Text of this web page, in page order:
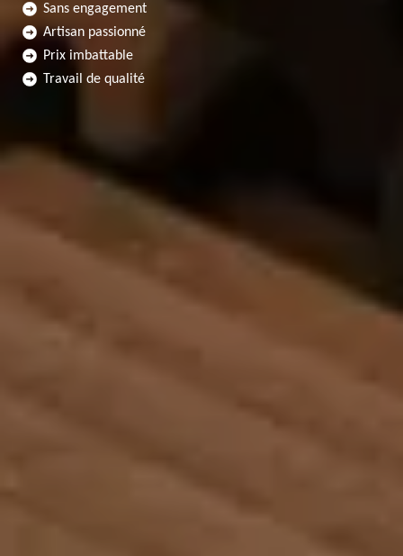
Sans engagement
Artisan passionné
Prix imbattable
Travail de qualité